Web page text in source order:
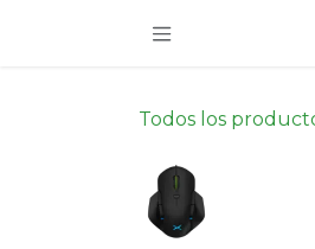
Todos los